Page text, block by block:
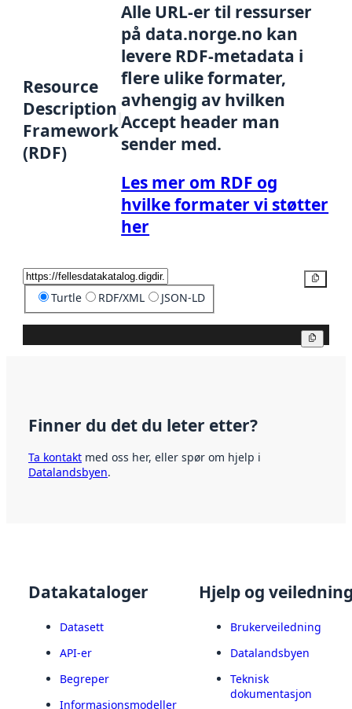
Resource
Description
Framework
(RDF)
Alle URL-er til ressurser
på data.norge.no kan
levere RDF-metadata i
flere ulike formater,
avhengig av hvilken
Accept header man
sender med.
Les mer om RDF og
hvilke formater vi støtter
her
Turtle RDF/XML JSON-LD
Finner du det du leter etter?
Ta kontakt med oss her, eller spør om hjelp i
Datalandsbyen.
Datakataloger
Datasett
API-er
Begreper
Informasjonsmodeller
Hjelp og
Brukerveiledning
Datalandsbyen
Teknisk
dokumentasjon